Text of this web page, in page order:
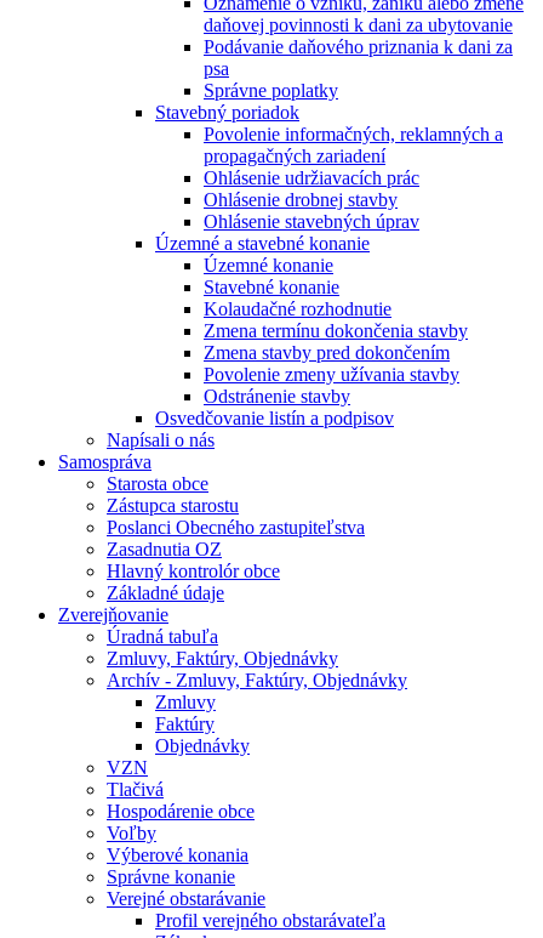
daňovej povinnosti k dani za ubytovanie
Podávanie daňového priznania k dani za
psa
Správne poplatky
Stavebný poriadok
Povolenie informačných, reklamných a
propagačných zariadení
Ohlásenie udržiavacích prác
Ohlásenie drobnej stavby
Ohlásenie stavebných úprav
Územné a stavebné konanie
Územné konanie
Stavebné konanie
Kolaudačné rozhodnutie
Zmena termínu dokončenia stavby
Zmena stavby pred dokončením
Povolenie zmeny užívania stavby
Odstránenie stavby
Osvedčovanie listín a podpisov
Napísali o nás
Samospráva
Starosta obce
Zástupca starostu
Poslanci Obecného zastupiteľstva
Zasadnutia OZ
Hlavný kontrolór obce
Základné údaje
Zverejňovanie
Úradná tabuľa
Zmluvy, Faktúry, Objednávky
Archív - Zmluvy, Faktúry, Objednávky
Zmluvy
Faktúry
Objednávky
VZN
Tlačivá
Hospodárenie obce
Voľby
Výberové konania
Správne konanie
Verejné obstarávanie
Profil verejného obstarávateľa